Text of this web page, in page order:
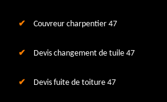
Couvreur charpentier 47
Devis changement de tuile 47
Devis fuite de toiture 47